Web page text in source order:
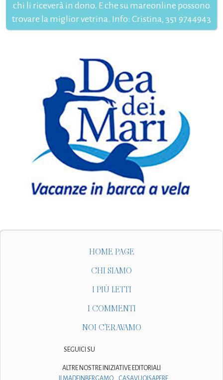
chi li riceverà in dono. E che su mareonline possono
trovare la miglior vetrina. Info: Cristina, 351 9744943
HOME PAGE
CHI SIAMO
I PIÙ LETTI
I COMMENTI
NOI C'ERAVAMO
SEGUICI SU
ALTRE NOSTRE INIZIATIVE EDITORIALI
ILMADEINBERGAMO
CASAVUOISAPERE